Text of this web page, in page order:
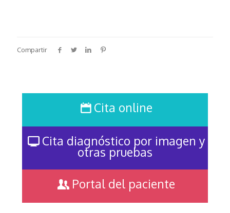
Compartir
Cita online
Cita diagnóstico por imagen y
otras pruebas
Portal del paciente